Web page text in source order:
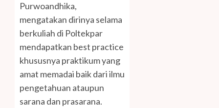
Purwoandhika,
mengatakan dirinya selama
berkuliah di Poltekpar
mendapatkan best practice
khususnya praktikum yang
amat memadai baik dari ilmu
pengetahuan ataupun
sarana dan prasarana.